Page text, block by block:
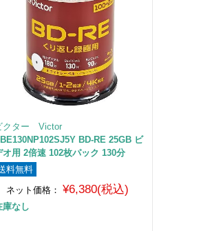
クター Victor
BD-RE 25GB ビ
オ用 2倍速 102枚パック 130分
料無料
ネット価格：
¥6,380(税込)
庫なし